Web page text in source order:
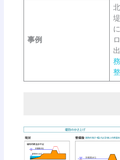
事例